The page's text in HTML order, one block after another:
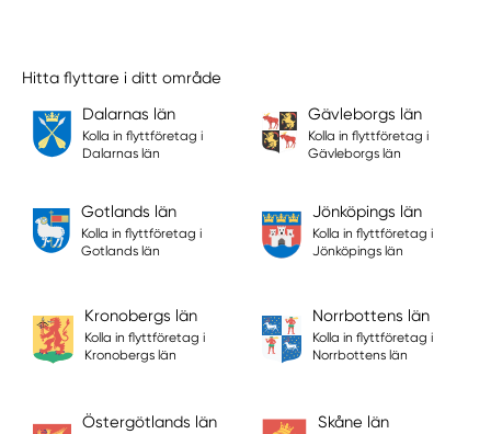
Hitta flyttare i ditt område
Dalarnas län
Kolla in flyttföretag i
Dalarnas län
Gävleborgs län
Kolla in flyttföretag i
Gävleborgs län
Gotlands län
Kolla in flyttföretag i
Gotlands län
Jönköpings län
Kolla in flyttföretag i
Jönköpings län
Kronobergs län
Kolla in flyttföretag i
Kronobergs län
Norrbottens län
Kolla in flyttföretag i
Norrbottens län
Östergötlands län Skåne län